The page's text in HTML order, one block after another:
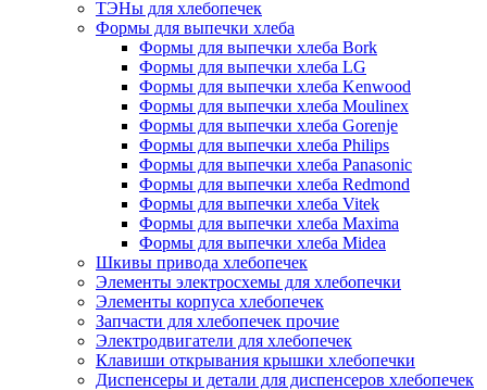
ТЭНы для хлебопечек
Формы для выпечки хлеба
Формы для выпечки хлеба Bork
Формы для выпечки хлеба LG
Формы для выпечки хлеба Kenwood
Формы для выпечки хлеба Moulinex
Формы для выпечки хлеба Gorenje
Формы для выпечки хлеба Philips
Формы для выпечки хлеба Panasonic
Формы для выпечки хлеба Redmond
Формы для выпечки хлеба Vitek
Формы для выпечки хлеба Maxima
Формы для выпечки хлеба Midea
Шкивы привода хлебопечек
Элементы электросхемы для хлебопечки
Элементы корпуса хлебопечек
Запчасти для хлебопечек прочие
Электродвигатели для хлебопечек
Клавиши открывания крышки хлебопечки
Диспенсеры и детали для диспенсеров хлебопечек